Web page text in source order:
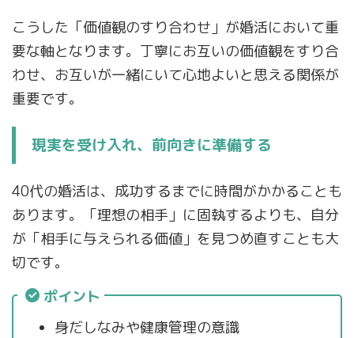
こうした「価値観のすり合わせ」が婚活において重
要な軸となります。丁寧にお互いの価値観をすり合
わせ、お互いが一緒にいて心地よいと思える関係が
重要です。
現実を受け入れ、前向きに準備する
40代の婚活は、成功するまでに時間がかかることも
あります。「理想の相手」に固執するよりも、自分
が「相手に与えられる価値」を見つめ直すことも大
切です。
ポイント
身だしなみや健康管理の意識